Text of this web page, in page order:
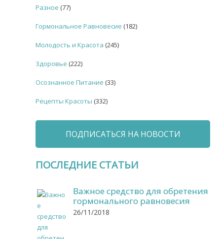
Разное (77)
Гормональное Равновесие (182)
Молодость и Красота (245)
Здоровье (222)
Осознанное Питание (33)
Рецепты Красоты (332)
ПОДПИСАТЬСЯ НА НОВОСТИ
ПОСЛЕДНИЕ СТАТЬИ
Важное средство для обретения
гормонального равновесия
26/11/2018